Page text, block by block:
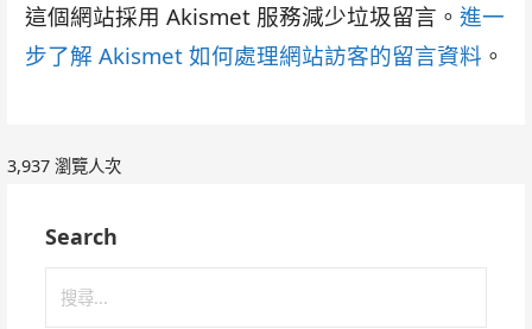
這個網站採用 Akismet 服務減少垃圾留言。 進一
步了解 Akismet 如何處理網站訪客的留言資料 。
3,937 瀏覽人次
Search